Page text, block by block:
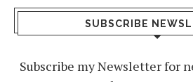
SUBSCRIBE
Subscribe my Newsletter for